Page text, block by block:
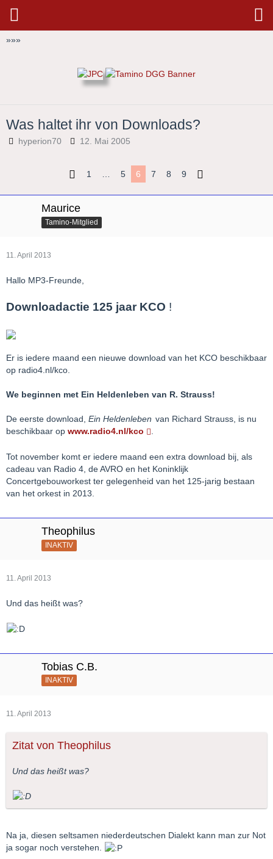
»»»
Was haltet ihr von Downloads?
hyperion70 12. Mai 2005
1 … 5 6 7 8 9
Maurice
Tamino-Mitglied
11. April 2013
Hallo MP3-Freunde,
Downloadactie 125 jaar KCO !
Er is iedere maand een nieuwe download van het KCO beschikbaar
op radio4.nl/kco.
We beginnen met Ein Heldenleben van R. Strauss!
De eerste download, Ein Heldenleben van Richard Strauss, is nu
beschikbaar op www.radio4.nl/kco .
Tot november komt er iedere maand een extra download bij, als
cadeau van Radio 4, de AVRO en het Koninklijk
Concertgebouworkest ter gelegenheid van het 125-jarig bestaan
van het orkest in 2013.
Theophilus
INAKTIV
11. April 2013
Und das heißt was?
Tobias C.B.
INAKTIV
11. April 2013
Zitat von Theophilus
Und das heißt was?
Na ja, diesen seltsamen niederdeutschen Dialekt kann man zur Not
ja sogar noch verstehen.